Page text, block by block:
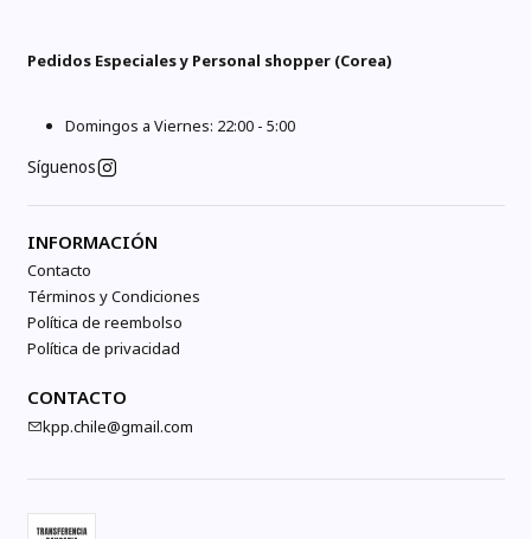
Pedidos Especiales y Personal shopper (Corea)
Domingos a Viernes: 22:00 - 5:00
Síguenos
INFORMACIÓN
Contacto
Términos y Condiciones
Política de reembolso
Política de privacidad
CONTACTO
kpp.chile@gmail.com